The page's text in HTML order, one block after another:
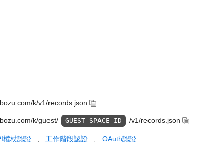
k/v1/records.json
k/guest/ GUEST_SPACE_ID /v1/records.json
權杖認證 工作階段認證 OAuth認證